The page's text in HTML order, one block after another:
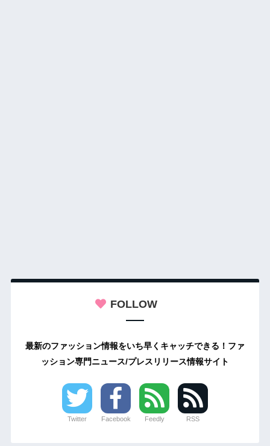
FOLLOW
最新のファッション情報をいち早くキャッチできる！ファ
ッション専門ニュース/プレスリリース情報サイト
Twitter Facebook Feedly RSS